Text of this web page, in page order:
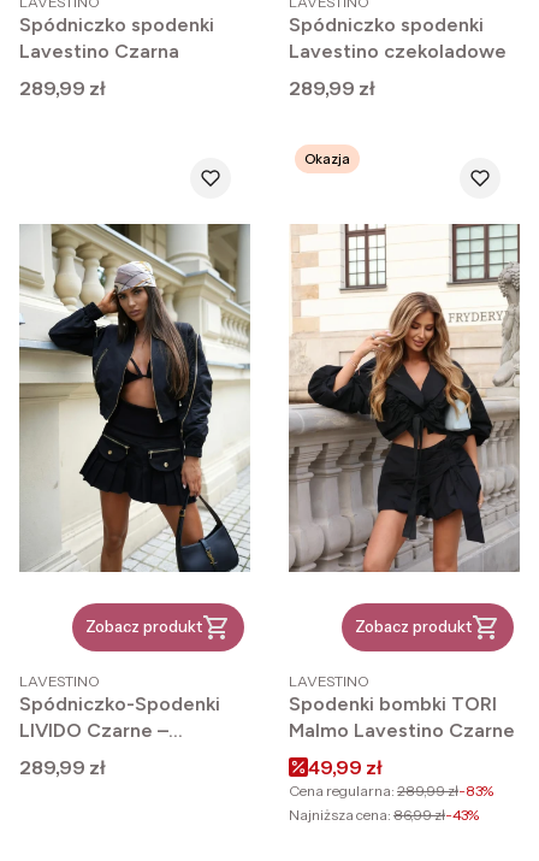
Spódniczko spodenki
Lavestino Czarna
Cena
289,99 zł
Spódniczko spodenki
Lavestino czekoladowe
Cena
289,99 zł
Zobacz produkt
PRODUCENT
LAVESTINO
Spódniczko-Spodenki
LIVIDO Czarne –
wygoda, styl i kobiecy
charakter
Cena
289,99 zł
Okazja
Zobacz produkt
PRODUCENT
LAVESTINO
Spodenki bombki TORI
Malmo Lavestino Czarne
Cena promocyjna
49,99 zł
Cena regularna: 289,99 zł-83%
Najniższa cena: 86,99 zł-43%